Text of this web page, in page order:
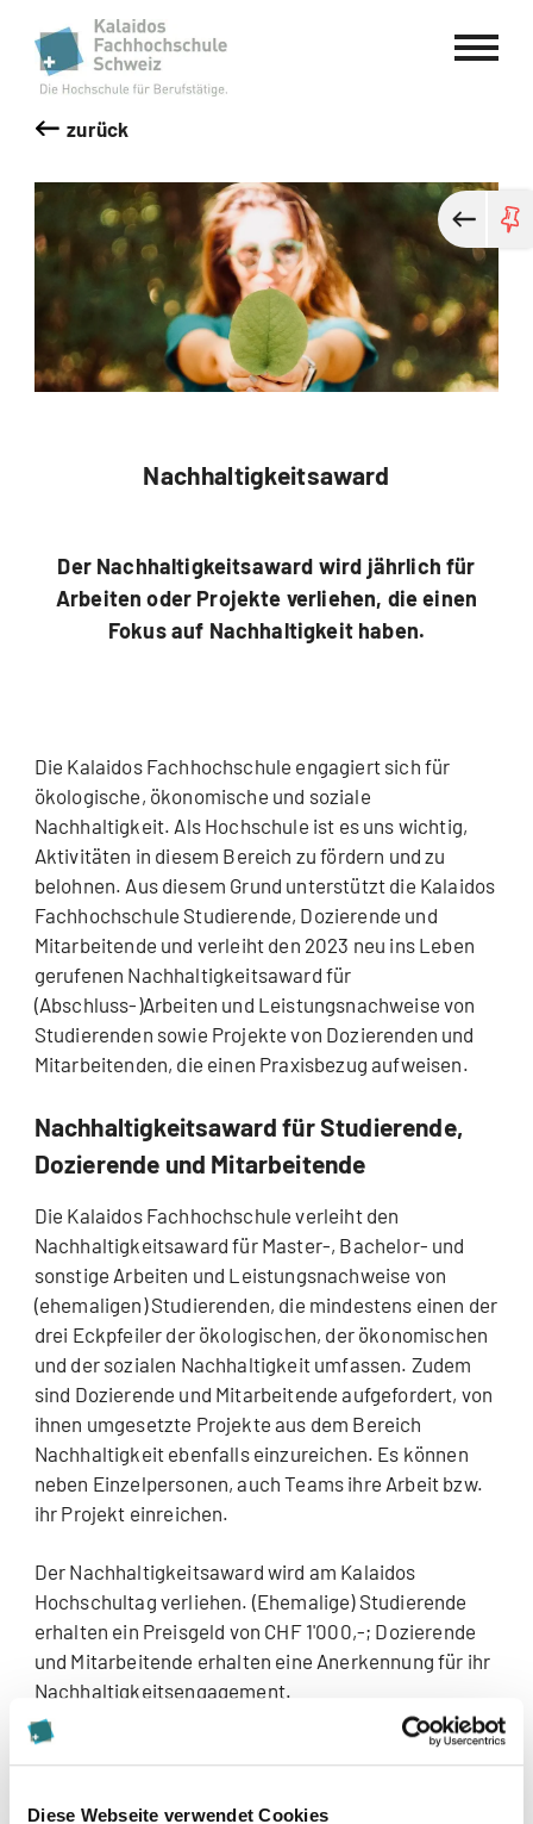
Diese Webseite verwendet Cookies
Kalaidos Fachhochschule Schweiz
zurück
Nachhaltigkeitsaward
Der Nachhaltigkeitsaward wird jährlich für
Arbeiten oder Projekte verliehen, die einen
Fokus auf Nachhaltigkeit haben.
Die Kalaidos Fachhochschule engagiert sich für
ökologische, ökonomische und soziale
Nachhaltigkeit. Als Hochschule ist es uns wichtig,
Aktivitäten in diesem Bereich zu fördern und zu
belohnen. Aus diesem Grund unterstützt die Kalaidos
Fachhochschule Studierende, Dozierende und
Mitarbeitende und verleiht den 2023 neu ins Leben
gerufenen Nachhaltigkeitsaward für
(Abschluss-)Arbeiten und Leistungsnachweise von
Studierenden sowie Projekte von Dozierenden und
Mitarbeitenden, die einen Praxisbezug aufweisen.
Nachhaltigkeitsaward für Studierende,
Dozierende und Mitarbeitende
Die Kalaidos Fachhochschule verleiht den
Nachhaltigkeitsaward für Master-, Bachelor- und
sonstige Arbeiten und Leistungsnachweise von
(ehemaligen) Studierenden, die mindestens einen der
drei Eckpfeiler der ökologischen, der ökonomischen
und der sozialen Nachhaltigkeit umfassen. Zudem
sind Dozierende und Mitarbeitende aufgefordert, von
ihnen umgesetzte Projekte aus dem Bereich
Nachhaltigkeit ebenfalls einzureichen. Es können
neben Einzelpersonen, auch Teams ihre Arbeit bzw.
ihr Projekt einreichen.
Der Nachhaltigkeitsaward wird am Kalaidos
Hochschultag verliehen. (Ehemalige) Studierende
erhalten ein Preisgeld von CHF 1'000,-; Dozierende
und Mitarbeitende erhalten eine Anerkennung für ihr
Nachhaltigkeitsengagement.
Bedingungen
Bezug der Arbeit oder des Projektes zu